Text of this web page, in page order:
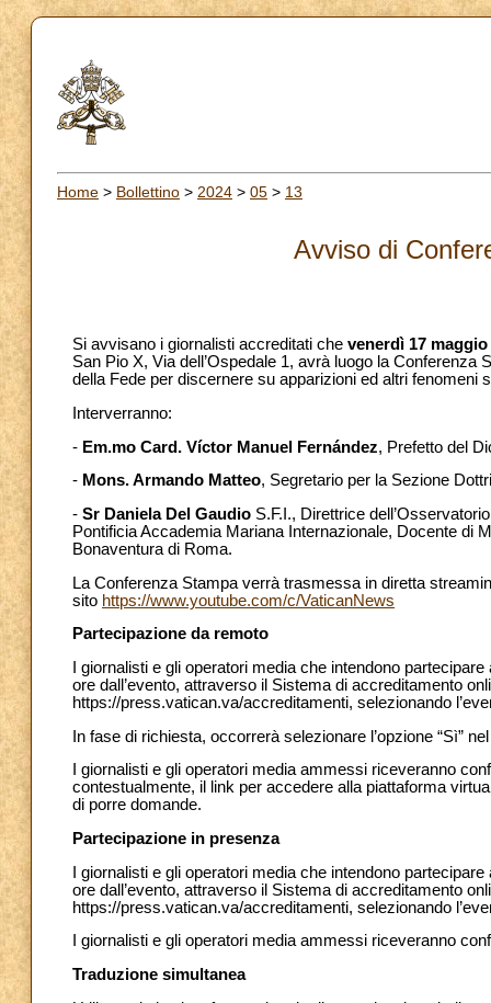
Home > Bollettino > 2024 > 05 > 13
Avviso di
Si avvisano i giornalisti accreditati che venerdì 17 maggio
San Pio X, Via dell’Ospedale 1, avrà luogo la
della Fede per discernere su apparizioni ed altri fenomeni
Interverranno:
- Em.mo Card. Víctor Manuel Fernández, Prefetto del
- Mons. Armando Matteo, Segretario per la Sezione
- Sr Daniela Del Gaudio S.F.I., Direttrice
Pontificia Accademia Mariana Internazionale, Docente di
Bonaventura di Roma.
La Conferenza Stampa verrà trasmessa in diretta
sito https://www.youtube.com/c/VaticanNews
Partecipazione da remoto
I giornalisti e gli operatori media che intendono
ore dall’evento, attraverso il Sistema di accreditamento
https://press.vatican.va/accreditamenti, selezionando
In fase di richiesta, occorrerà selezionare l’opzione “Sì”
I giornalisti e gli operatori media ammessi riceveranno
contestualmente, il link per accedere alla piattaforma
di porre domande.
Partecipazione in presenza
I giornalisti e gli operatori media che intendono
ore dall’evento, attraverso il Sistema di accreditamento
https://press.vatican.va/accreditamenti, selezionando
I giornalisti e gli operatori media ammessi riceveranno
Traduzione simultanea